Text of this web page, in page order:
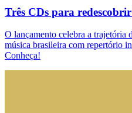
Três CDs para
O lançamento celebra a trajetória
música brasileira com repertório
Conheça!